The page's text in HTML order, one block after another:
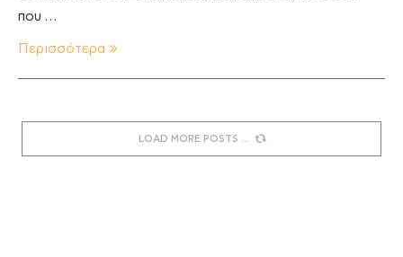
που …
Περισσότερα
LOAD MORE POSTS